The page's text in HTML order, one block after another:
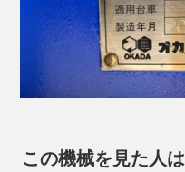
この機械を見た人